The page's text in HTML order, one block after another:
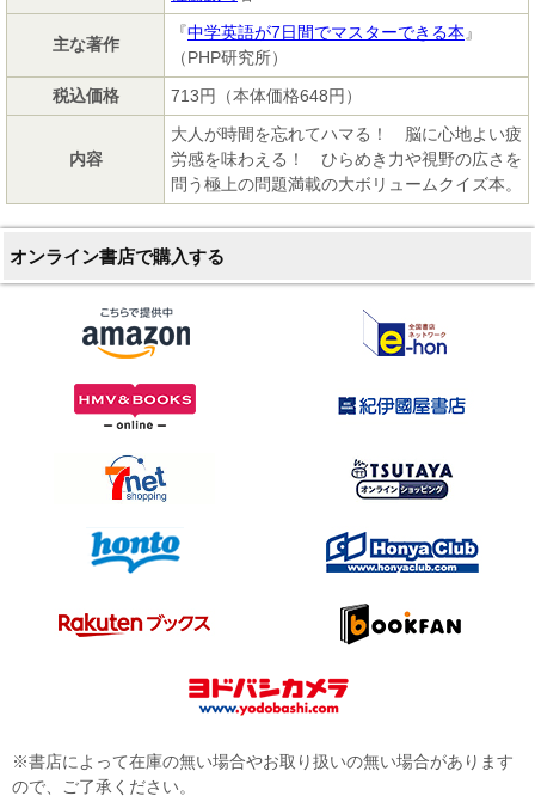
主な著作
『中学英語が7日間でマスターできる本 』
（PHP研究所）
税込価格
713円（本体価格648円）
内容
大人が時間を忘れてハマる！ 脳に心地よい疲
労感を味わえる！ ひらめき力や視野の広さを
問う極上の問題満載の大ボリュームクイズ本。
オンライン書店で購入する
※書店によって在庫の無い場合やお取り扱いの無い場合があります
ので、ご了承ください。